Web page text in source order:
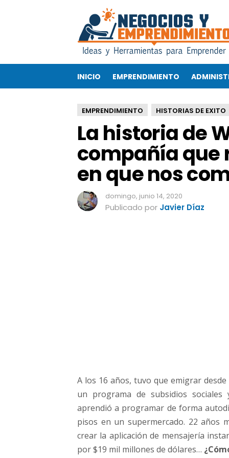
h
o
r
i
a
d
W
h
a
t
s
a
e
r
e
v
o
l
u
INICIO EMPRENDIMIENTO
EMPRENDIMIENTO HISTORIAS DE EXITO
La historia de
compañía que
en que nos
domingo, junio 14, 2020
Publicado por Javier Díaz
A los 16 años, tuvo que emigrar
un programa de subsidios
aprendió a programar de forma
pisos en un supermercado. 22 años
crear la aplicación de mensajería
por $19 mil millones de dólares…